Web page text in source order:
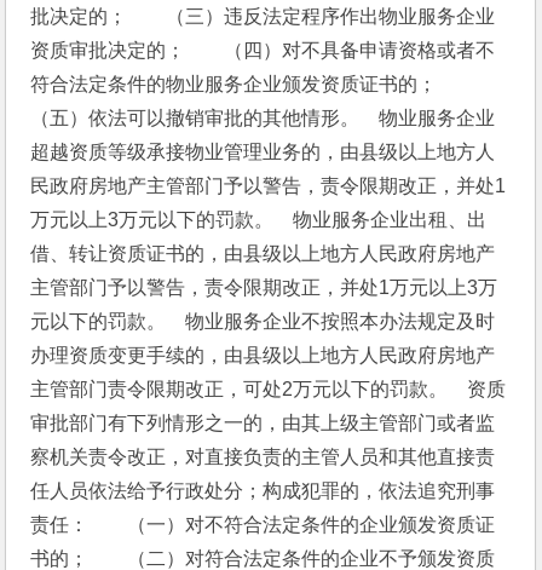
批决定的；　　（三）违反法定程序作出物业服务企业
资质审批决定的；　　（四）对不具备申请资格或者不
符合法定条件的物业服务企业颁发资质证书的；
（五）依法可以撤销审批的其他情形。　物业服务企业
超越资质等级承接物业管理业务的，由县级以上地方人
民政府房地产主管部门予以警告，责令限期改正，并处1
万元以上3万元以下的罚款。　物业服务企业出租、出
借、转让资质证书的，由县级以上地方人民政府房地产
主管部门予以警告，责令限期改正，并处1万元以上3万
元以下的罚款。　物业服务企业不按照本办法规定及时
办理资质变更手续的，由县级以上地方人民政府房地产
主管部门责令限期改正，可处2万元以下的罚款。　资质
审批部门有下列情形之一的，由其上级主管部门或者监
察机关责令改正，对直接负责的主管人员和其他直接责
任人员依法给予行政处分；构成犯罪的，依法追究刑事
责任：　　（一）对不符合法定条件的企业颁发资质证
书的；　　（二）对符合法定条件的企业不予颁发资质